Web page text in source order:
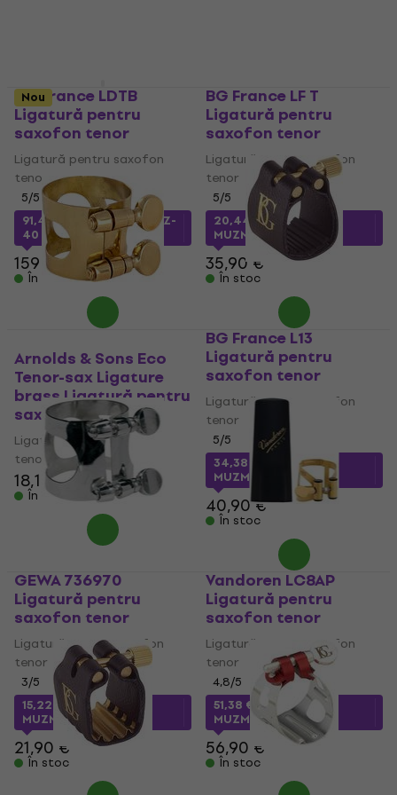
BG France LDTB
Ligatură pentru
saxofon tenor
Ligatură pentru saxofon
tenor
5/5
91,41 €
cu codul MUZMUZ-
40
159 €
În stoc
BG France LF T
Ligatură pentru
saxofon tenor
Ligatură pentru saxofon
tenor
5/5
20,44 €cu codul
MUZMUZ-40
35,90 €
În stoc
Nou
Arnolds & Sons Eco
Tenor-sax Ligature
brass Ligatură pentru
saxofon tenor
Ligatură pentru saxofon
tenor
18,10 €18,90 €
În stoc
BG France L13
Ligatură pentru
saxofon tenor
Ligatură pentru saxofon
tenor
5/5
34,38 €
cu codul
MUZMUZ-15
40,90 €
În stoc
GEWA 736970
Ligatură pentru
saxofon tenor
Ligatură pentru saxofon
tenor
3/5
15,22 €cu codul
MUZMUZ-30
21,90 €
În stoc
Vandoren LC8AP
Ligatură pentru
saxofon tenor
Ligatură pentru saxofon
tenor
4,8/5
51,38 €
cu codul
MUZMUZ-5
56,90 €
În stoc